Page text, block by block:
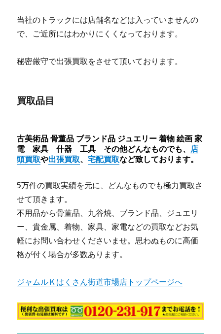
当社のトラックには店舗名などは入っていませんの
で、ご近所にはわかりにくくなっております。
秘密厳守で出張買取をさせて頂いております。
買取品目
古美術品 骨董品 ブランド品 ジュエリー 着物 絵画 家
電 家具 什器 工具 その他どんなものでも、 店
頭買取や出張買取、宅配買取など致しております。
5万件の買取実績を元に、どんなものでも極力買取さ
せて頂きます。
不用品から骨董品、九谷焼、ブランド品、ジュエリ
ー、貴金属、着物、家具、家電などの買取などお気
軽にお問い合わせくださいませ。思わぬものに高価
格が付く場合が多数あります。
ジャムルＫはくさん街道市場店トップページへ